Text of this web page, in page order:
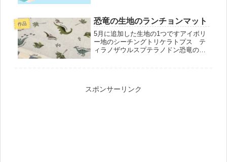
品できるよう準備を進めています。母
の日にブルーのお花の生地で作った
エ...
作品 恐竜の生地のランチョンマット
5月に追加した生地の1つですアイボリ
ー地のシーチングトリケラトプス テ
ィラノザウルスプテラノドン恐竜の色
スポンサーリンク